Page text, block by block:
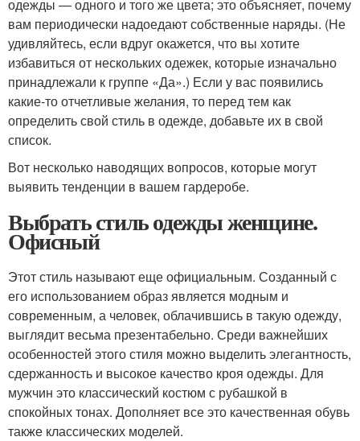
одежды — одного и того же цвета; это объясняет, почему
вам периодически надоедают собственные наряды. (Не
удивляйтесь, если вдруг окажется, что вы хотите
избавиться от нескольких одежек, которые изначально
принадлежали к группе «Да».) Если у вас появились
какие-то отчетливые желания, то перед тем как
определить свой стиль в одежде, добавьте их в свой
список.
Вот несколько наводящих вопросов, которые могут
выявить тенденции в вашем гардеробе.
Выбрать стиль одежды женщине.
Офисный
Этот стиль называют еще официальным. Созданный с
его использованием образ является модным и
современным, а человек, облачившись в такую одежду,
выглядит весьма презентабельно. Среди важнейших
особенностей этого стиля можно выделить элегантность,
сдержанность и высокое качество кроя одежды. Для
мужчин это классический костюм с рубашкой в
спокойных тонах. Дополняет все это качественная обувь
также классических моделей.